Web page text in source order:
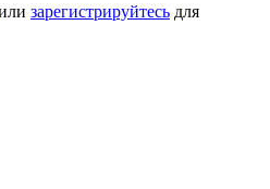
зарегистрируйтесь для